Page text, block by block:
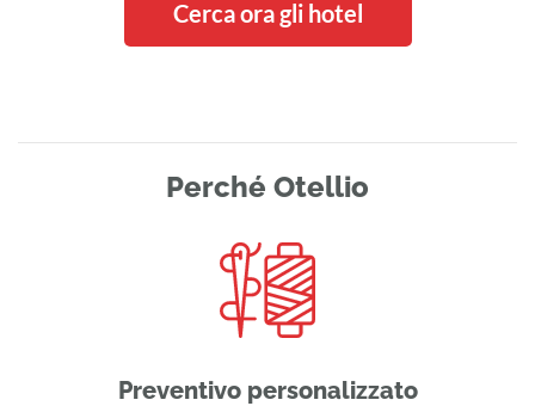
Cerca ora gli hotel
Perché Otellio
Preventivo personalizzato